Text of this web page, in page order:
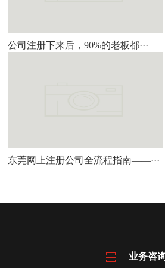
公司注册下来后，90%的老板都···
东莞网上注册公司全流程指南——···
业务咨